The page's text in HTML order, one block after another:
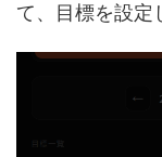
て、目標を設定